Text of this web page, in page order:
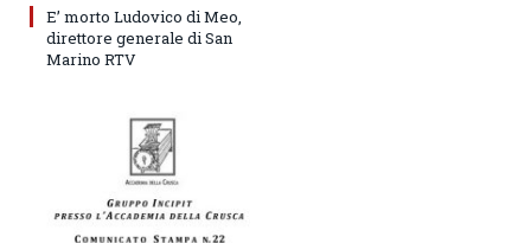
E’ morto Ludovico di Meo,
direttore generale di San
Marino RTV